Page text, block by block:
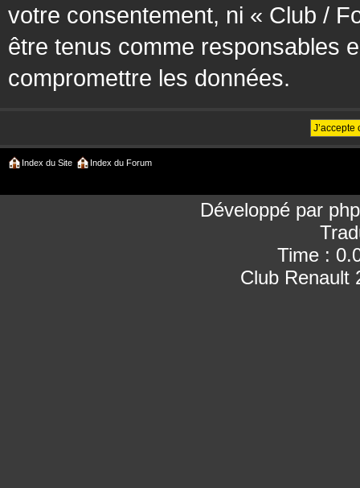
votre consentement, ni « Club /
être tenus comme responsables
compromettre les données.
Index du Site Index du Forum
Développé par
Time :
Club Renault